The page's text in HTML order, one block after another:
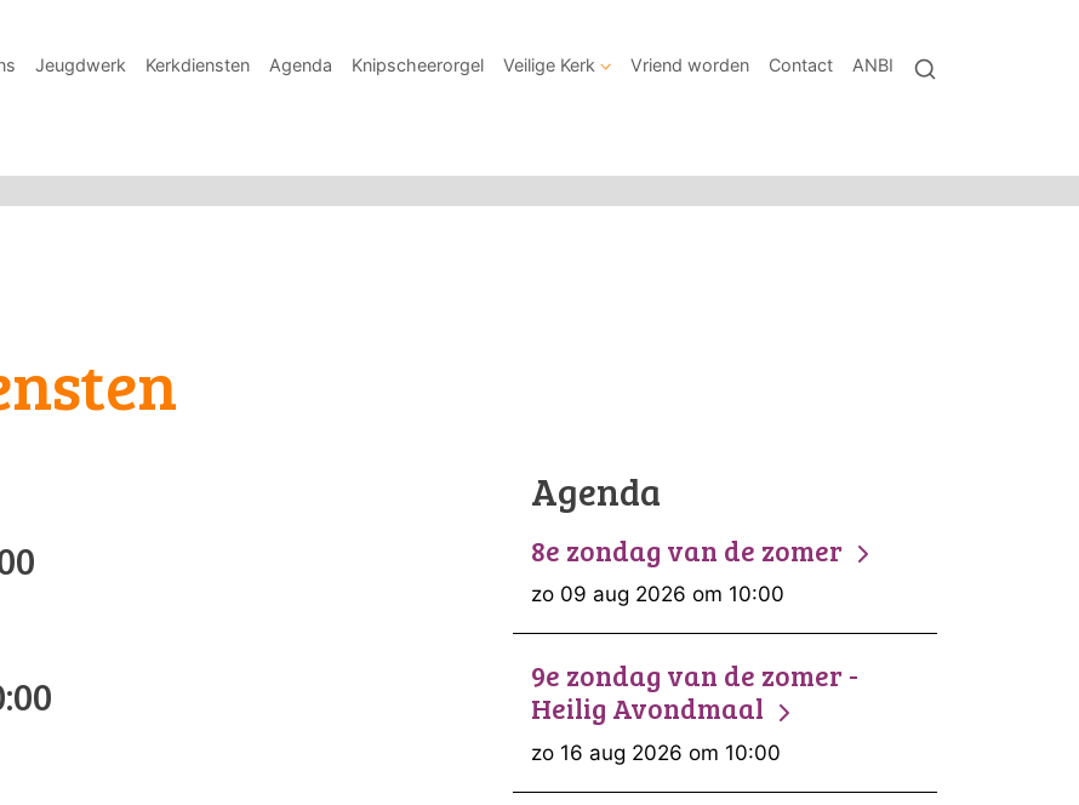
Jeugdwerk Kerkdiensten Agenda Knipscheerorgel Veilige Kerk Vriend worden Contact ANBI
Agenda
8e zondag van de zomer
zo 09 aug 2026 om 10:00
9e zondag van de zomer -
Heilig Avondmaal
zo 16 aug 2026 om 10:00